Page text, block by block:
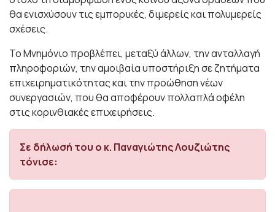
θα ενισχύσουν τις εμπορικές, διμερείς και πολυμερείς
σχέσεις.
Το Μνημόνιο προβλέπει, μεταξύ άλλων, την ανταλλαγή
πληροφοριών, την αμοιβαία υποστήριξη σε ζητήματα
επιχειρηματικότητας και την προώθηση νέων
συνεργασιών, που θα αποφέρουν πολλαπλά οφέλη
στις κορινθιακές επιχειρήσεις.
Σε δήλωσή του ο κ. Παναγιώτης Λουζιώτης
τόνισε: